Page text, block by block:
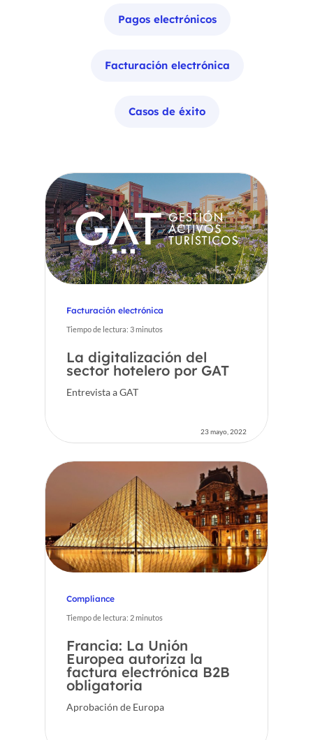
Pagos electrónicos
Facturación electrónica
Casos de éxito
Facturación electrónica
Tiempo de lectura: 3minutos
La digitalización del
sector hotelero por GAT
Entrevista a GAT
23 mayo, 2022
Compliance
Tiempo de lectura: 2minutos
Francia: La Unión
Europea autoriza la
factura electrónica B2B
obligatoria
Aprobación de Europa